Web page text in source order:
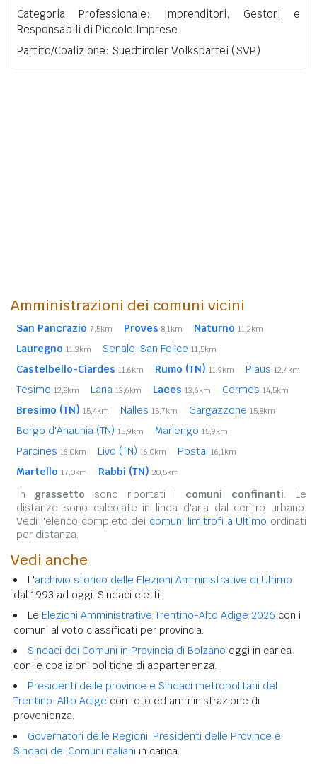
Categoria Professionale: Imprenditori, Gestori e
Responsabili di Piccole Imprese
Partito/Coalizione: Suedtiroler Volkspartei (SVP)
Amministrazioni dei comuni vicini
San Pancrazio 7,5km Proves 8,1km Naturno 11,2km
Lauregno 11,3km Senale-San Felice 11,5km
Castelbello-Ciardes 11,6km Rumo (TN) 11,9km Plaus 12,4km
Tesimo 12,8km Lana 13,6km Laces 13,6km Cermes 14,5km
Bresimo (TN) 15,4km Nalles 15,7km Gargazzone 15,8km
Borgo d'Anaunia (TN) 15,9km Marlengo 15,9km
Parcines 16,0km Livo (TN) 16,0km Postal 16,1km
Martello 17,0km Rabbi (TN) 20,5km
In grassetto sono riportati i comuni confinanti. Le
distanze sono calcolate in linea d'aria dal centro urbano.
Vedi l'elenco completo dei comuni limitrofi a Ultimo ordinati
per distanza.
Vedi anche
L'archivio storico delle Elezioni Amministrative di Ultimo
dal 1993 ad oggi. Sindaci eletti.
Le Elezioni Amministrative Trentino-Alto Adige 2026 con i
comuni al voto classificati per provincia.
Sindaci dei Comuni in Provincia di Bolzano oggi in carica
con le coalizioni politiche di appartenenza.
Presidenti delle province e Sindaci metropolitani del
Trentino-Alto Adige con foto ed amministrazione di
provenienza.
Governatori delle Regioni, Presidenti delle Province e
Sindaci dei Comuni italiani in carica.